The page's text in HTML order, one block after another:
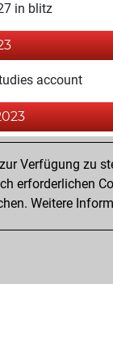
in blitz
account
Elo of 1544
account
Verfügung zu
erforderlichen
Weitere